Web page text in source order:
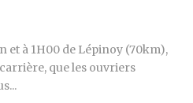
et à 1H00 de Lépinoy (70km),
que les ouvriers